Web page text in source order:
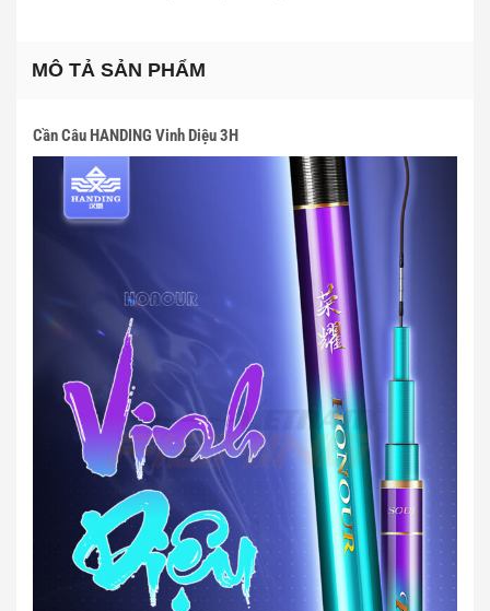
MÔ TẢ SẢN PHẨM
Cần Câu HANDING Vinh Diệu 3H